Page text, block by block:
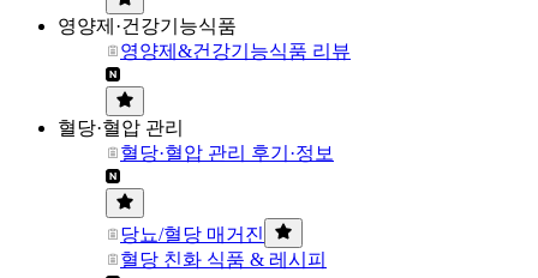
영양제·건강기능식품
영양제&건강기능식품 리뷰
혈당·혈압 관리
혈당·혈압 관리 후기·정보
당뇨/혈당 매거진
혈당 친화 식품 & 레시피